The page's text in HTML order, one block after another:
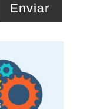
Enviar